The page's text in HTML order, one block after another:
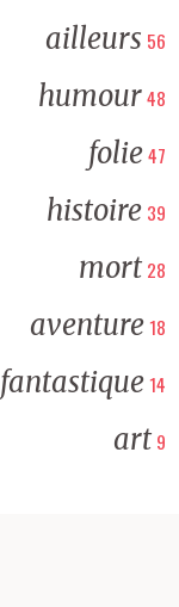
ailleurs 56
humour48
folie47
histoire 39
mort 28
aventure 18
fantastique 14
art 9